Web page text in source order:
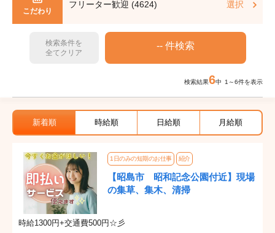
こだわり
フリーター歓迎 (4624) 選択
検索条件を
全てクリア
検索結果6中 1～6件を表示
新着順 時給順 日給順 月給順
1日のみの短期のお仕事 紹介
【昭島市 昭和記念公園付近】現場
の集草、集木、清掃
時給1300円+交通費500円☆彡